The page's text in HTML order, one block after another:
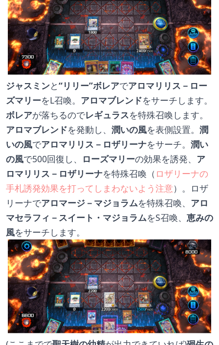
ジャスミンと“リリー”ボレアでアロマリリス－ロー
ズマリーをL召喚。 アロマブレンドをサーチします。
ボレアが落ちるのでレギュラスを特殊召喚します。
アロマブレンドを発動し、 潤いの風を表側設置。 潤
いの風でアロマリリス－ロザリーナをサーチ。 潤い
の風で500回復し、 ローズマリーの効果を誘発、 ア
ロマリリス－ロザリーナを特殊召喚（ ロザリーナの
手札誘発効果を打ってしまわないよう注意）。ロザ
リーナでアロマージ－マジョラムを特殊召喚、 アロ
マセラフィ－スイート・マジョラムをS召喚、 恵みの
風をサーチします。